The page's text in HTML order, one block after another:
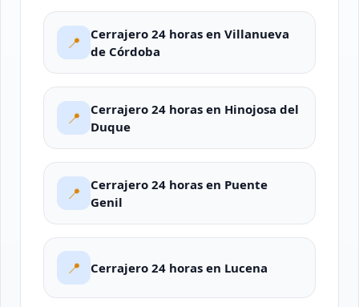
📍
Cerrajero 24 horas en Villanueva
de Córdoba
📍
Cerrajero 24 horas en Hinojosa del
Duque
📍
Cerrajero 24 horas en Puente
Genil
📍 Cerrajero 24 horas en Lucena